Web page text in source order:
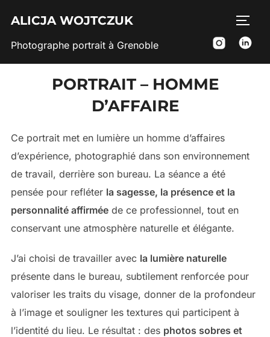
contenu
ALICJA WOJTCZUK
Photographe portrait à Grenoble
PORTRAIT – HOMME
D’AFFAIRE
Ce portrait met en lumière un homme d’affaires
d’expérience, photographié dans son environnement
de travail, derrière son bureau. La séance a été
pensée pour refléter la sagesse, la présence et la
personnalité affirméede ce professionnel, tout en
conservant une atmosphère naturelle et élégante.
J’ai choisi de travailler avec la lumière naturelle
présente dans le bureau, subtilement renforcée pour
valoriser les traits du visage, donner de la profondeur
à l’image et souligner les textures qui participent à
l’identité du lieu. Le résultat : des photos sobres et